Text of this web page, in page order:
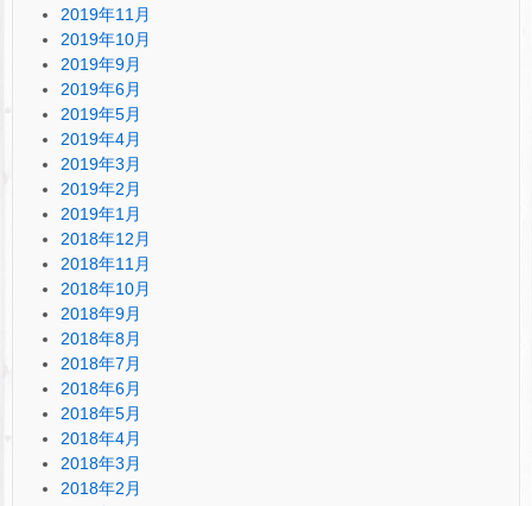
2019年11月
2019年10月
2019年9月
2019年6月
2019年5月
2019年4月
2019年3月
2019年2月
2019年1月
2018年12月
2018年11月
2018年10月
2018年9月
2018年8月
2018年7月
2018年6月
2018年5月
2018年4月
2018年3月
2018年2月